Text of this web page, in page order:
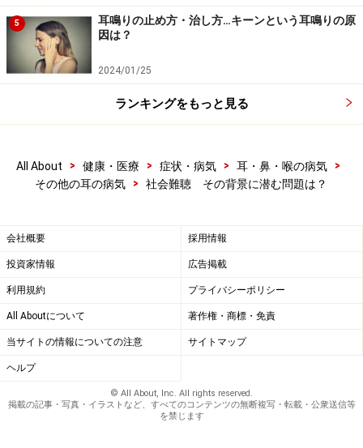
5
耳鳴りの止め方・治し方…キーンという耳鳴りの原
因は？
2024/01/25
ランキングをもっと見る
All About > 健康・医療 > 症状・病気 > 耳・鼻・喉の病気
>
その他の耳の病気
> 社会難聴 その背景に潜む問題は？
会社概要 採用情報
投資家情報 広告掲載
利用規約 プライバシーポリシー
All Aboutについて 著作権・商標・免責
当サイトの情報についての注意 サイトマップ
ヘルプ
© All About, Inc. All rights reserved.
掲載の記事・写真・イラストなど、すべてのコンテンツの無断複写・転載・公衆送信等
を禁じます